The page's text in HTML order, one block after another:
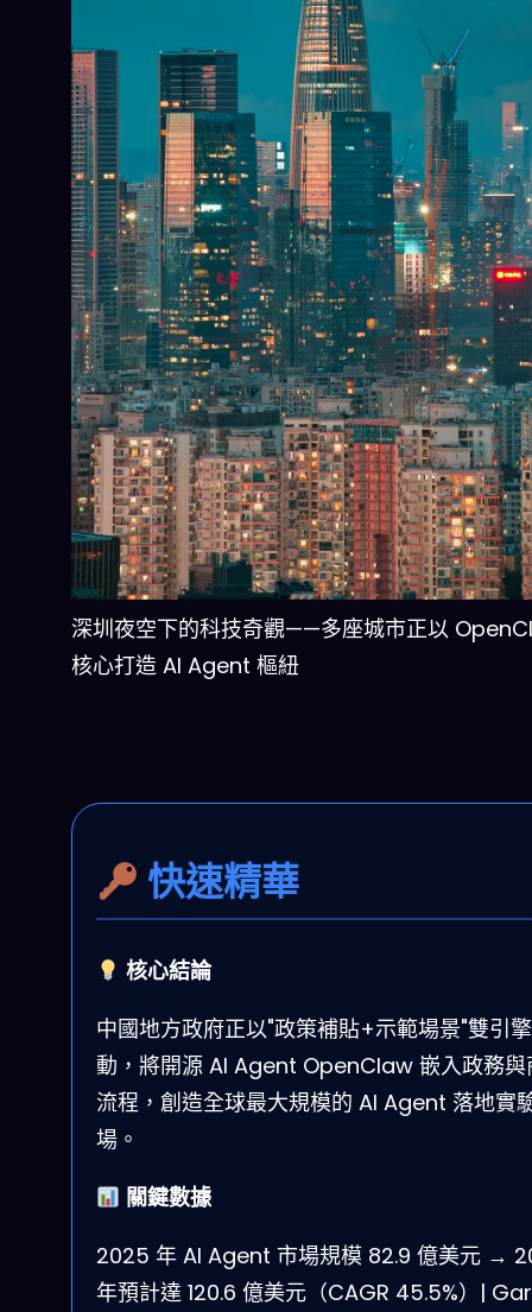
深圳夜空下的科技奇觀——多座城市正以
核心打造 AI Agent 樞紐
快速精華
核心結論
中國地方政府正以"政策補貼+示範場景"雙引
動，將開源 AI Agent OpenClaw 嵌入政務與
流程，創造全球最大規模的 AI Agent 落地實
場。
關鍵數據
2025 年 AI Agent 市場規模 82.9 億美元 →
年預計達 120.6 億美元（CAGR 45.5%）|